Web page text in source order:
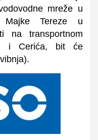
mreže u
Tereze u
na transportnom
i Cerića, bit će